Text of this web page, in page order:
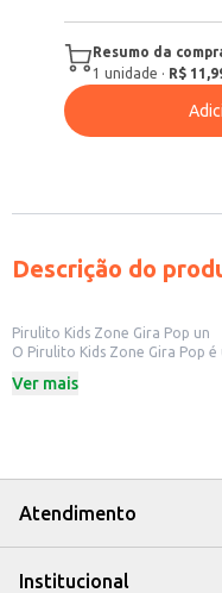
Resumo da
1 unidade · R$
Descrição do
Pirulito Kids Zone Gira Pop un
O Pirulito Kids Zone Gira Pop
e outros estabelecimentos
mercados.
Uma opção para presentear
O Pirulito Kids Zone Gira Pop
Ver mais
Atendimento
Institucional